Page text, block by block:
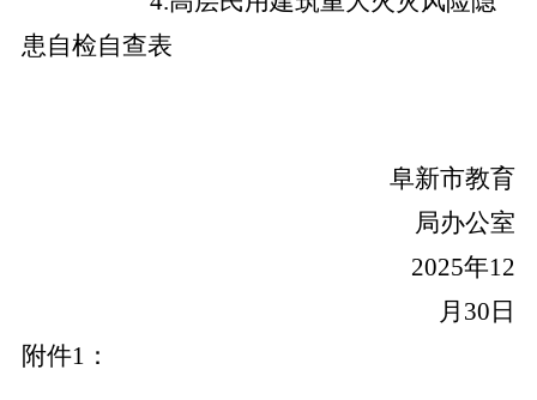
患自检自查表
阜新市教育
局办公室
2025年12
月30日
附件1：